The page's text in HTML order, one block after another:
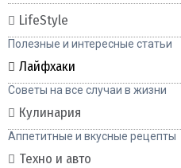
LifeStyle
Полезные и интересные статьи
Лайфхаки
Советы на все случаи в жизни
Кулинария
Аппетитные и вкусные рецепты
Техно и авто